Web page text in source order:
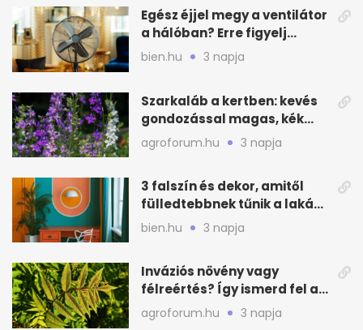
Egész éjjel megy a ventilátor
a hálóban? Erre figyelj
alvásnál nyáron
bien.hu 3 napja
Szarkaláb a kertben: kevés
gondozással magas, kék
virágfalat ad
agroforum.hu 3 napja
3 falszín és dekor, amitől
fülledtebbnek tűnik a lakás
nyáron
bien.hu 3 napja
Inváziós növény vagy
félreértés? Így ismerd fel a
valódi kockázatot
agroforum.hu 3 napja